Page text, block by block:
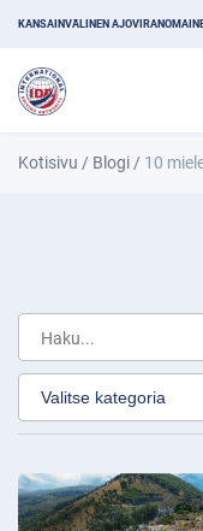
KANSAINVÄLINEN
Kotisivu / Blogi / 10